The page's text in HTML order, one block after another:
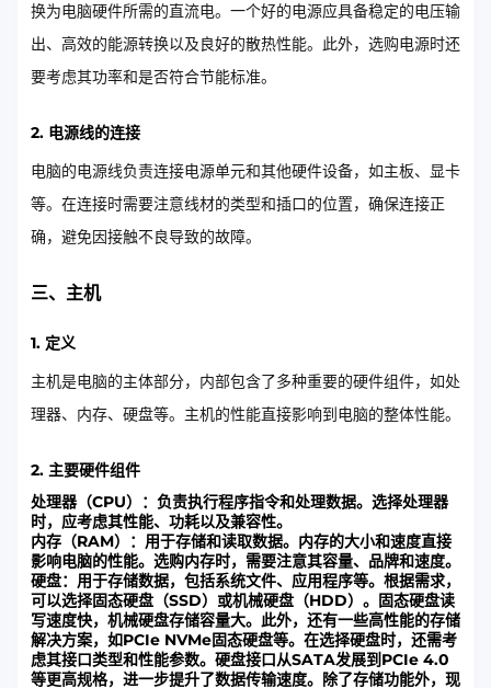
换为电脑硬件所需的直流电。一个好的电源应具备稳定的电压输
出、高效的能源转换以及良好的散热性能。此外，选购电源时还
要考虑其功率和是否符合节能标准。
2. 电源线的连接
电脑的电源线负责连接电源单元和其他硬件设备，如主板、显卡
等。在连接时需要注意线材的类型和插口的位置，确保连接正
确，避免因接触不良导致的故障。
三、主机
1. 定义
主机是电脑的主体部分，内部包含了多种重要的硬件组件，如处
理器、内存、硬盘等。主机的性能直接影响到电脑的整体性能。
2. 主要硬件组件
处理器（CPU）：负责执行程序指令和处理数据。选择处理器
时，应考虑其性能、功耗以及兼容性。
内存（RAM）：用于存储和读取数据。内存的大小和速度直接
影响电脑的性能。选购内存时，需要注意其容量、品牌和速度。
硬盘：用于存储数据，包括系统文件、应用程序等。根据需求，
可以选择固态硬盘（SSD）或机械硬盘（HDD）。固态硬盘读
写速度快，机械硬盘存储容量大。此外，还有一些高性能的存储
解决方案，如PCIe NVMe固态硬盘等。在选择硬盘时，还需考
虑其接口类型和性能参数。硬盘接口从SATA发展到PCIe 4.0
等更高规格，进一步提升了数据传输速度。除了存储功能外，现